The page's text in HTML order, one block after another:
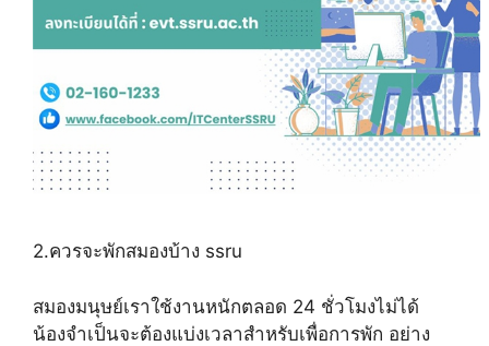
2.ควรจะพักสมองบ้าง ssru
สมองมนุษย์เราใช้งานหนักตลอด 24 ชั่วโมงไม่ได้
น้องจำเป็นจะต้องแบ่งเวลาสำหรับเพื่อการพัก อย่าง